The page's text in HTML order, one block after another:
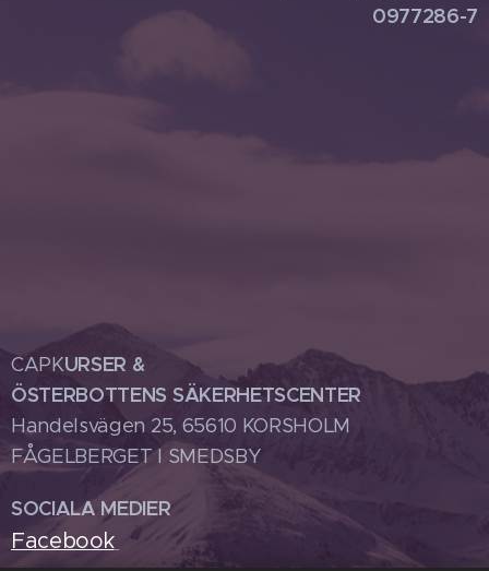
0977286-7
CAPKURSER &
ÖSTERBOTTENS SÄKERHETSCENTER
Handelsvägen 25, 65610 KORSHOLM
FÅGELBERGET I SMEDSBY
SOCIALA MEDIER
Facebook